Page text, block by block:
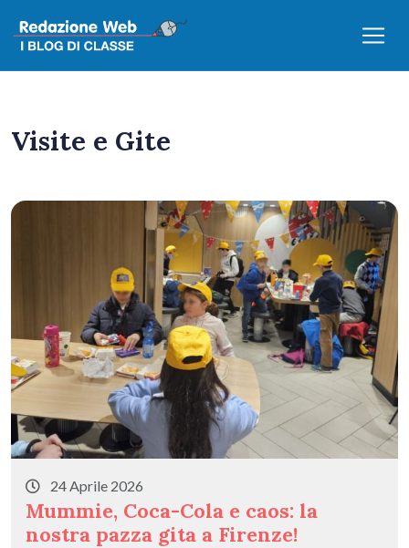
Visite e Gite
24 Aprile 2026
Mummie, Coca-Cola e caos: la
nostra pazza gita a Firenze!